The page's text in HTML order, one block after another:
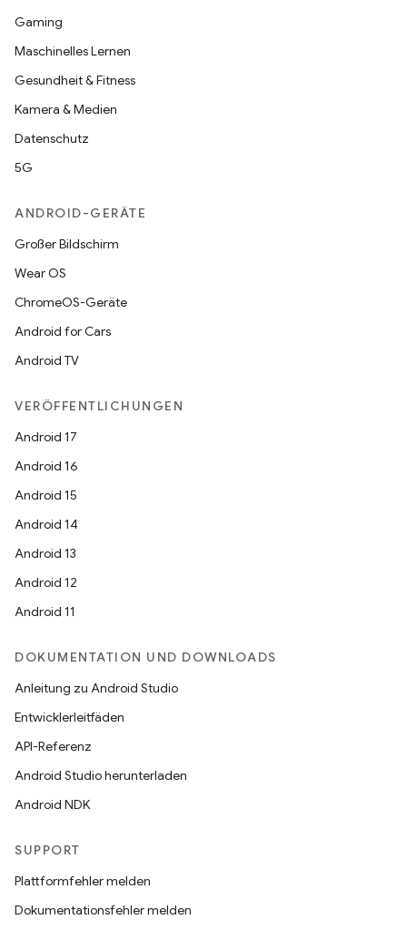
Gaming
Maschinelles Lernen
Gesundheit & Fitness
Kamera & Medien
Datenschutz
5G
ANDROID-GERÄTE
Großer Bildschirm
Wear OS
ChromeOS-Geräte
Android for Cars
Android TV
VERÖFFENTLICHUNGEN
Android 17
Android 16
Android 15
Android 14
Android 13
Android 12
Android 11
DOKUMENTATION UND DOWNLOADS
Anleitung zu Android Studio
Entwicklerleitfäden
API-Referenz
Android Studio herunterladen
Android NDK
SUPPORT
Plattformfehler melden
Dokumentationsfehler melden